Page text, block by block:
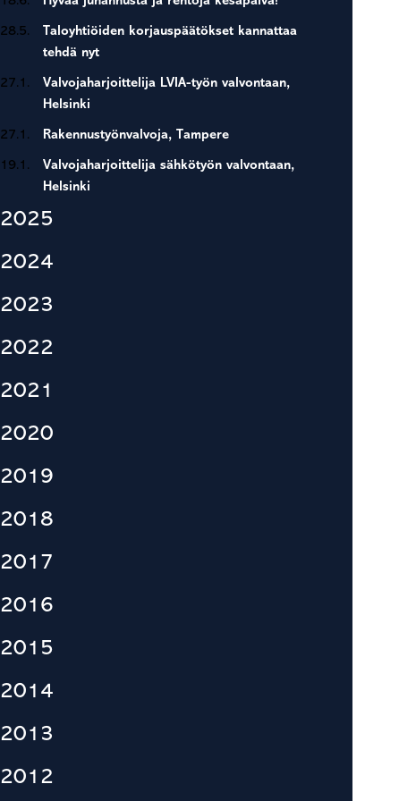
28.5.
Taloyhtiöiden korjauspäätökset kannattaa
tehdä nyt
27.1.
Valvojaharjoittelija LVIA-työn valvontaan,
Helsinki
27.1. Rakennustyönvalvoja, Tampere
19.1.
Valvojaharjoittelija sähkötyön valvontaan,
Helsinki
2025
2024
2023
2022
2021
2020
2019
2018
2017
2016
2015
2014
2013
2012